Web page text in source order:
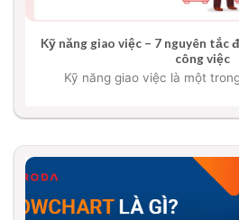
Kỹ năng giao việc – 7 nguyên tắc
công việc
Kỹ năng giao việc là một